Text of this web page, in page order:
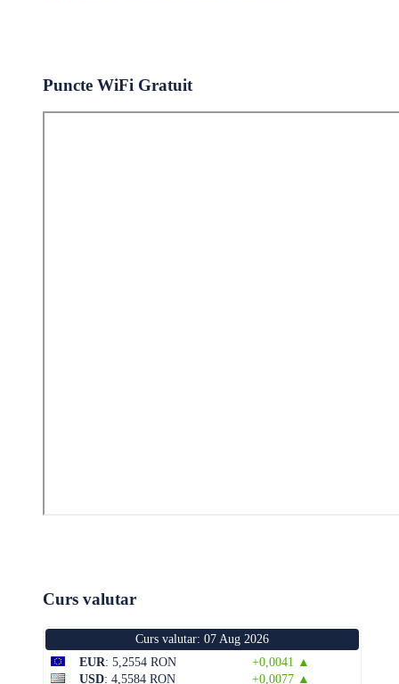
Puncte WiFi Gratuit
Curs valutar
Curs valutar: 07 Aug 2026
EUR: 5,2554 RON
+0,0041 ▲
USD: 4,5584 RON
+0,0077 ▲